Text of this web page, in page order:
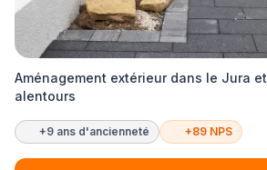
Aménagement extérieur dans le Jura et
alentours
+9 ans d'ancienneté +89 NPS